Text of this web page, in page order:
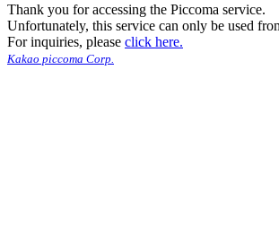
Thank you for accessing the Piccoma service.
Unfortunately, this service can only be used
For inquiries, please click here.
Kakao piccoma Corp.